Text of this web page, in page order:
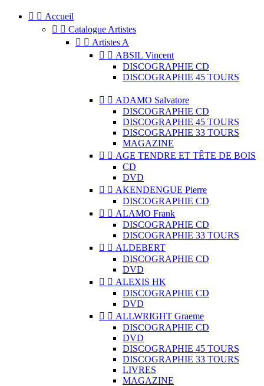
  Accueil
  Catalogue Artistes
  Artistes A
  ABSIL Vincent
DISCOGRAPHIE CD
DISCOGRAPHIE 45 TOURS
  ADAMO Salvatore
DISCOGRAPHIE CD
DISCOGRAPHIE 45 TOURS
DISCOGRAPHIE 33 TOURS
MAGAZINE
  AGE TENDRE ET TÊTE DE BOIS
CD
DVD
  AKENDENGUE Pierre
DISCOGRAPHIE CD
  ALAMO Frank
DISCOGRAPHIE CD
DISCOGRAPHIE 33 TOURS
  ALDEBERT
DISCOGRAPHIE CD
DVD
  ALEXIS HK
DISCOGRAPHIE CD
DVD
  ALLWRIGHT Graeme
DISCOGRAPHIE CD
DVD
DISCOGRAPHIE 45 TOURS
DISCOGRAPHIE 33 TOURS
LIVRES
MAGAZINE